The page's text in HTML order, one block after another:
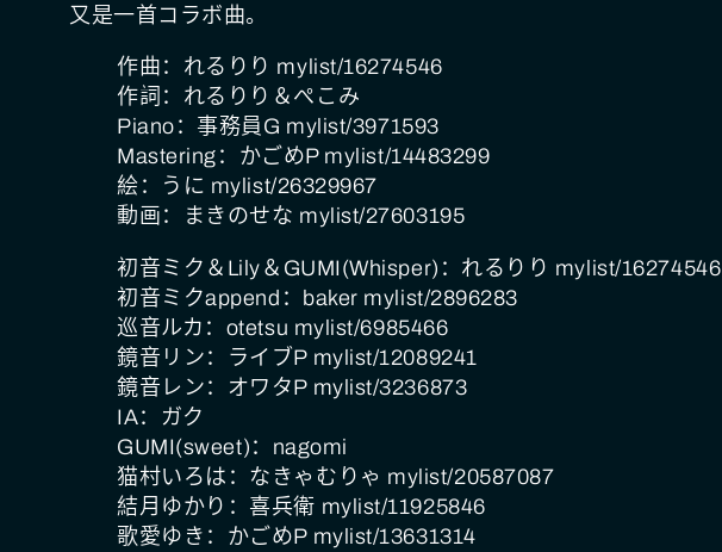
又是一首コラボ曲。
作曲：れるりり mylist/16274546
作詞：れるりり＆ぺこみ
Piano：事務員G mylist/3971593
Mastering：かごめP mylist/14483299
絵：うに mylist/26329967
動画：まきのせな mylist/27603195
初音ミク＆Lily＆GUMI(Whisper)：れるりり mylist/16274546
初音ミクappend：baker mylist/2896283
巡音ルカ：otetsu mylist/6985466
鏡音リン：ライブP mylist/12089241
鏡音レン：オワタP mylist/3236873
IA：ガク
GUMI(sweet)：nagomi
猫村いろは：なきゃむりゃ mylist/20587087
結月ゆかり：喜兵衛 mylist/11925846
歌愛ゆき：かごめP mylist/13631314